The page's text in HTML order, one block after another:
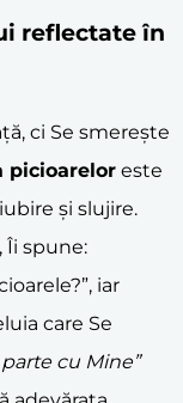
reflectate în
ci Se smerește
picioarelor este
și slujire.
Îi spune:
iar
care Se
cu Mine”